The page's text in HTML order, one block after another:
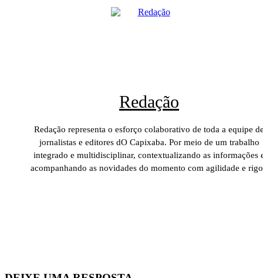
Redação
Redação representa o esforço colaborativo de toda a equipe
jornalistas e editores dO Capixaba. Por meio de um trabalho
integrado e multidisciplinar, contextualizando as informações
acompanhando as novidades do momento com agilidade e